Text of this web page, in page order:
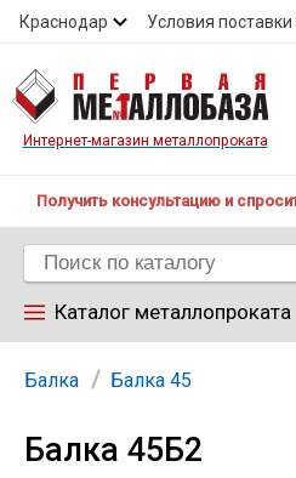
Краснодар Условия поставки
Контакты
Контакты
Интернет-магазин металлопроката
Получить консультацию и
Каталог металлопроката
Арматура
Труба
Балка Балка 45
Балка 45Б2